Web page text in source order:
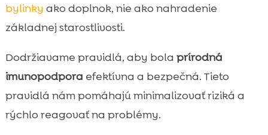
bylinky ako doplnok, nie ako nahradenie
základnej starostlivosti.
Dodržiavame pravidlá, aby bola prírodná
imunopodpora efektívna a bezpečná. Tieto
pravidlá nám pomáhajú minimalizovať riziká a
rýchlo reagovať na problémy.